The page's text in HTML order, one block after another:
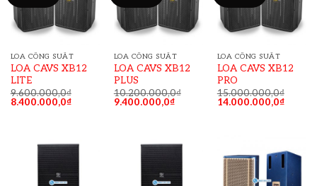
LOA CÔNG SUẤT
LOA CAVS XB12
LITE
9.600.000,0₫
8.400.000,0₫
LOA CÔNG SUẤT
LOA CAVS XB12
PLUS
10.200.000,0₫
9.400.000,0₫
LOA CÔNG SUẤT
LOA CAVS XB12
PRO
15.000.000,0₫
14.000.000,0₫